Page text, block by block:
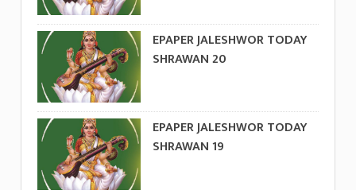
EPAPER JALESHWOR TODAY
SHRAWAN 20
EPAPER JALESHWOR TODAY
SHRAWAN 19